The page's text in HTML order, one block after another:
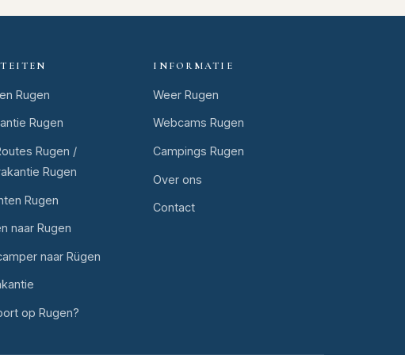
Rugen
Rugen
Rugen /
Rugen
Rugen
naar Rugen
naar Rügen
op Rugen?
INFORMATIE
Weer Rugen
Webcams Rugen
Campings Rugen
Over ons
Contact